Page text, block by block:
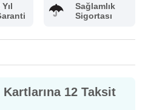
Sağlamlık
Sigortası
12 Taksit